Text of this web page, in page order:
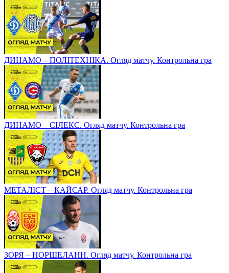
ДИНАМО – ПОЛІТЕХНІКА. Огляд матчу. Контрольна гра
ДИНАМО – СІЛЕКС. Огляд матчу. Контрольна гра
МЕТАЛІСТ – КАЙСАР. Огляд матчу. Контрольна гра
ЗОРЯ – НОРШЕЛАНН. Огляд матчу. Контрольна гра